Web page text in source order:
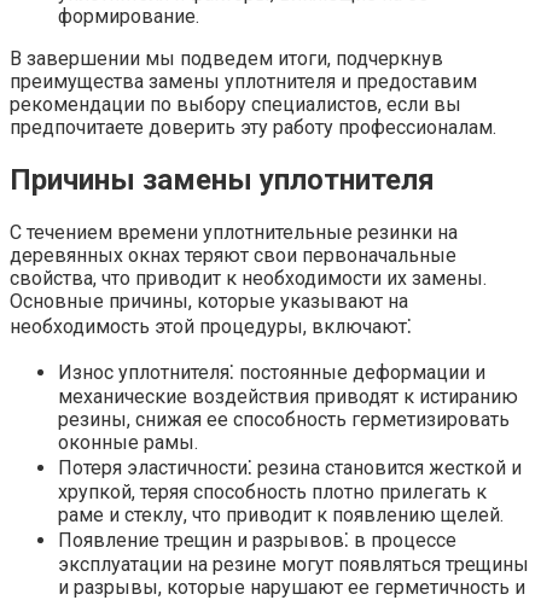
формирование.
В завершении мы подведем итоги, подчеркнув
преимущества замены уплотнителя и предоставим
рекомендации по выбору специалистов, если вы
предпочитаете доверить эту работу профессионалам.
Причины замены уплотнителя
С течением времени уплотнительные резинки на
деревянных окнах теряют свои первоначальные
свойства, что приводит к необходимости их замены.
Основные причины, которые указывают на
необходимость этой процедуры, включают⁚
Износ уплотнителя⁚ постоянные деформации и
механические воздействия приводят к истиранию
резины, снижая ее способность герметизировать
оконные рамы.
Потеря эластичности⁚ резина становится жесткой и
хрупкой, теряя способность плотно прилегать к
раме и стеклу, что приводит к появлению щелей.
Появление трещин и разрывов⁚ в процессе
эксплуатации на резине могут появляться трещины
и разрывы, которые нарушают ее герметичность и